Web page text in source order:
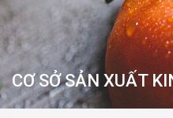
CƠ SỞ SẢN XUẤT